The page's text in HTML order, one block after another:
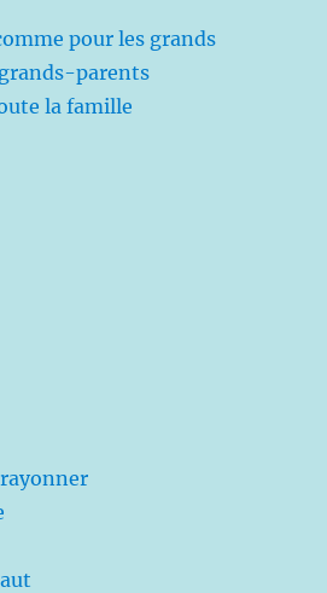
pour les grands
parents
la famille